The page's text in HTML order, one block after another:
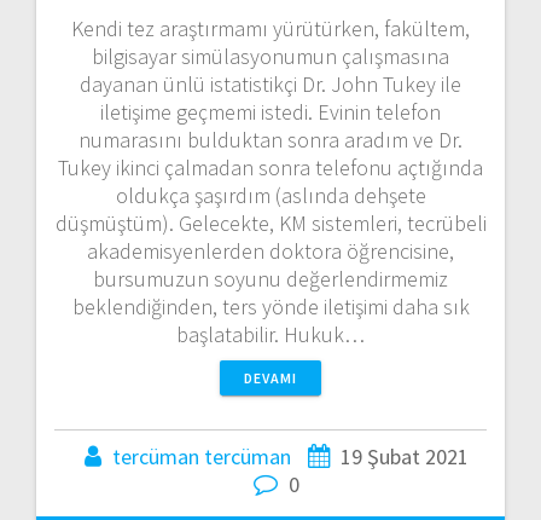
Kendi tez araştırmamı yürütürken, fakültem,
bilgisayar simülasyonumun çalışmasına
dayanan ünlü istatistikçi Dr. John Tukey ile
iletişime geçmemi istedi. Evinin telefon
numarasını bulduktan sonra aradım ve Dr.
Tukey ikinci çalmadan sonra telefonu açtığında
oldukça şaşırdım (aslında dehşete
düşmüştüm). Gelecekte, KM sistemleri, tecrübeli
akademisyenlerden doktora öğrencisine,
bursumuzun soyunu değerlendirmemiz
beklendiğinden, ters yönde iletişimi daha sık
başlatabilir. Hukuk…
DEVAMI
tercüman tercüman
19 Şubat 2021
0